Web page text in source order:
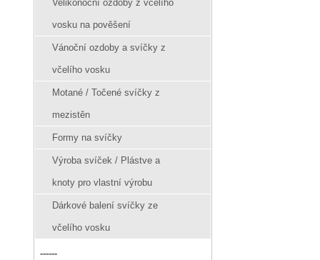
Velikonoční ozdoby z včelího
vosku na pověšení
Vánoční ozdoby a svíčky z
včelího vosku
Motané / Točené svíčky z
mezistěn
Formy na svíčky
Výroba svíček / Plástve a
knoty pro vlastní výrobu
Dárkové balení svíčky ze
včelího vosku
------